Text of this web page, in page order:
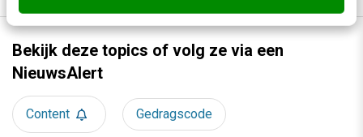
Bekijk deze topics of volg ze via een
NieuwsAlert
Content Gedragscode